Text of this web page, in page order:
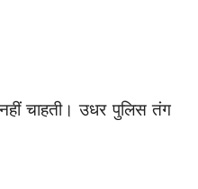
चाहती। उधर पुलिस तंग